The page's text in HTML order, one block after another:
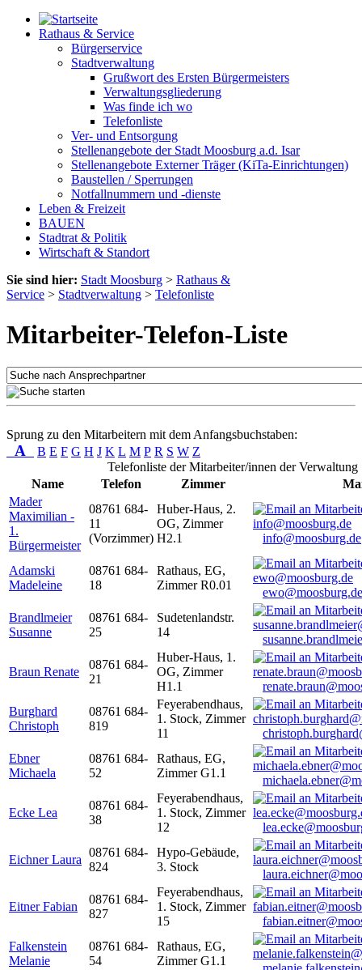
Rathaus & Service
Bürgerservice
Stadtverwaltung
Grußwort des Ersten Bürgermeisters
Verwaltungsgliederung
Was finde ich wo
Telefonliste
Ver- und Entsorgung
Stellenangebote der Stadt Moosburg a.d. Isar
Stellenangebote Externer Träger (KiTa-Einrichtungen)
Baustellen / Sperrungen
Notfallnummern und -dienste
Leben & Freizeit
BAUEN
Stadtrat & Politik
Wirtschaft & Standort
Sie sind hier: Stadt Moosburg > Rathaus &
Service > Stadtverwaltung > Telefonliste
Mitarbeiter-Telefon-Liste
Sprung zu den Mitarbeitern mit dem Anfangsbuchstaben:
A B E F G H J K L M P R S W Z
Telefonliste der Mitarbeiter/innen der Verwaltung
Name
Telefon Zimmer
Mader
Maximilian -
1.
Bürgermeister
08761 684-
11
(Vorzimmer)
Huber-Haus, 2.
OG, Zimmer
H2.1
info@moosburg.de
Adamski
Madeleine
08761 684-
18
Rathaus, EG,
Zimmer R0.01
ewo@moosburg.de
Brandlmeier
Susanne
08761 684-
25
Sudetenlandstr.
14
Braun Renate
08761 684-
21
Huber-Haus, 1.
OG, Zimmer
H1.1
Burghard
Christoph
08761 684-
819
Feyerabendhaus,
1. Stock, Zimmer
11
Ebner
Michaela
08761 684-
52
Rathaus, EG,
Zimmer G1.1
Ecke Lea
08761 684-
38
Feyerabendhaus,
1. Stock, Zimmer
12
Eichner Laura
08761 684-
824
Hypo-Gebäude,
3. Stock
Eitner Fabian
08761 684-
827
Feyerabendhaus,
1. Stock, Zimmer
15
Falkenstein
Melanie
08761 684-
54
Rathaus, EG,
Zimmer G1.1